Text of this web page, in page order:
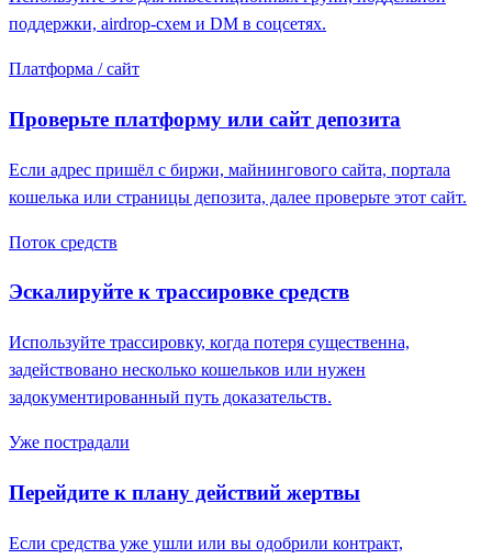
поддержки, airdrop-схем и DM в соцсетях.
Платформа / сайт
Проверьте платформу или сайт депозита
Если адрес пришёл с биржи, майнингового сайта, портала
кошелька или страницы депозита, далее проверьте этот сайт.
Поток средств
Эскалируйте к трассировке средств
Используйте трассировку, когда потеря существенна,
задействовано несколько кошельков или нужен
задокументированный путь доказательств.
Уже пострадали
Перейдите к плану действий жертвы
Если средства уже ушли или вы одобрили контракт,